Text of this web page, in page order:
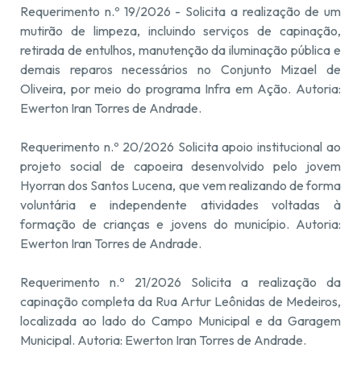
Requerimento n.º 19/2026 - Solicita a realização de um
mutirão de limpeza, incluindo serviços de capinação,
retirada de entulhos, manutenção da iluminação pública e
demais reparos necessários no Conjunto Mizael de
Oliveira, por meio do programa Infra em Ação. Autoria:
Ewerton Iran Torres de Andrade.
Requerimento n.º 20/2026 Solicita apoio institucional ao
projeto social de capoeira desenvolvido pelo jovem
Hyorran dos Santos Lucena, que vem realizando de forma
voluntária e independente atividades voltadas à
formação de crianças e jovens do município. Autoria:
Ewerton Iran Torres de Andrade.
Requerimento n.º 21/2026 Solicita a realização da
capinação completa da Rua Artur Leônidas de Medeiros,
localizada ao lado do Campo Municipal e da Garagem
Municipal. Autoria: Ewerton Iran Torres de Andrade.